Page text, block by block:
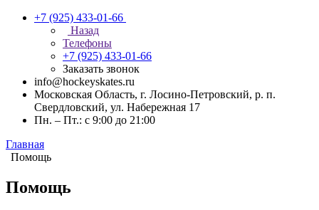
+7 (925) 433-01-66
Назад
Телефоны
+7 (925) 433-01-66
Заказать звонок
info@hockeyskates.ru
Московская Область, г. Лосино-Петровский, р. п.
Свердловский, ул. Набережная 17
Пн. – Пт.: с 9:00 до 21:00
Главная
Помощь
Помощь